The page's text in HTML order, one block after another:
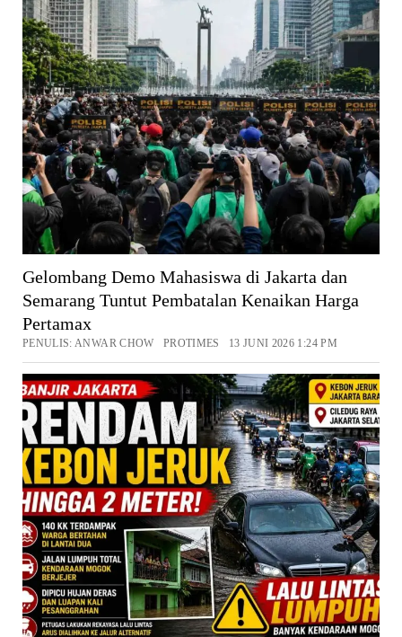
Gelombang Demo Mahasiswa di Jakarta dan
Semarang Tuntut Pembatalan Kenaikan Harga
Pertamax
PENULIS: ANWAR CHOW PROTIMES 13 JUNI 2026 1:24 PM